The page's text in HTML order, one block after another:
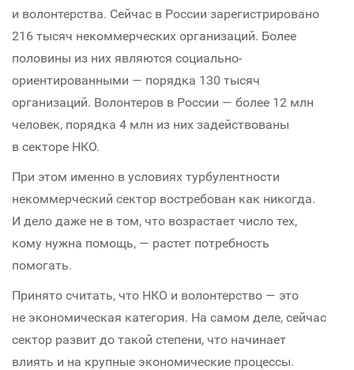
и волонтерства. Сейчас в России зарегистрировано
216 тысяч некоммерческих организаций. Более
половины из них являются социально-
ориентированными — порядка 130 тысяч
организаций. Волонтеров в России — более 12 млн
человек, порядка 4 млн из них задействованы
в секторе НКО.
При этом именно в условиях турбулентности
некоммерческий сектор востребован как никогда.
И дело даже не в том, что возрастает число тех,
кому нужна помощь, — растет потребность
помогать.
Принято считать, что НКО и волонтерство — это
не экономическая категория. На самом деле, сейчас
сектор развит до такой степени, что начинает
влиять и на крупные экономические процессы.